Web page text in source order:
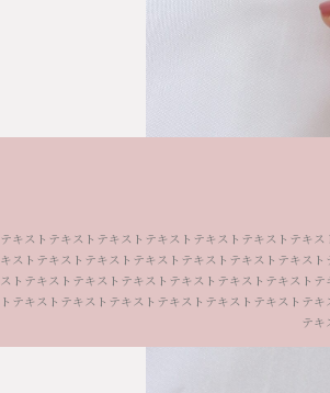
テキストテキストテキストテキストテキストテキストテキ
キストテキストテキストテキストテキストテキストテキス
ストテキストテキストテキストテキストテキストテキストテ
トテキストテキストテキストテキスト テキストテキストテ
テ